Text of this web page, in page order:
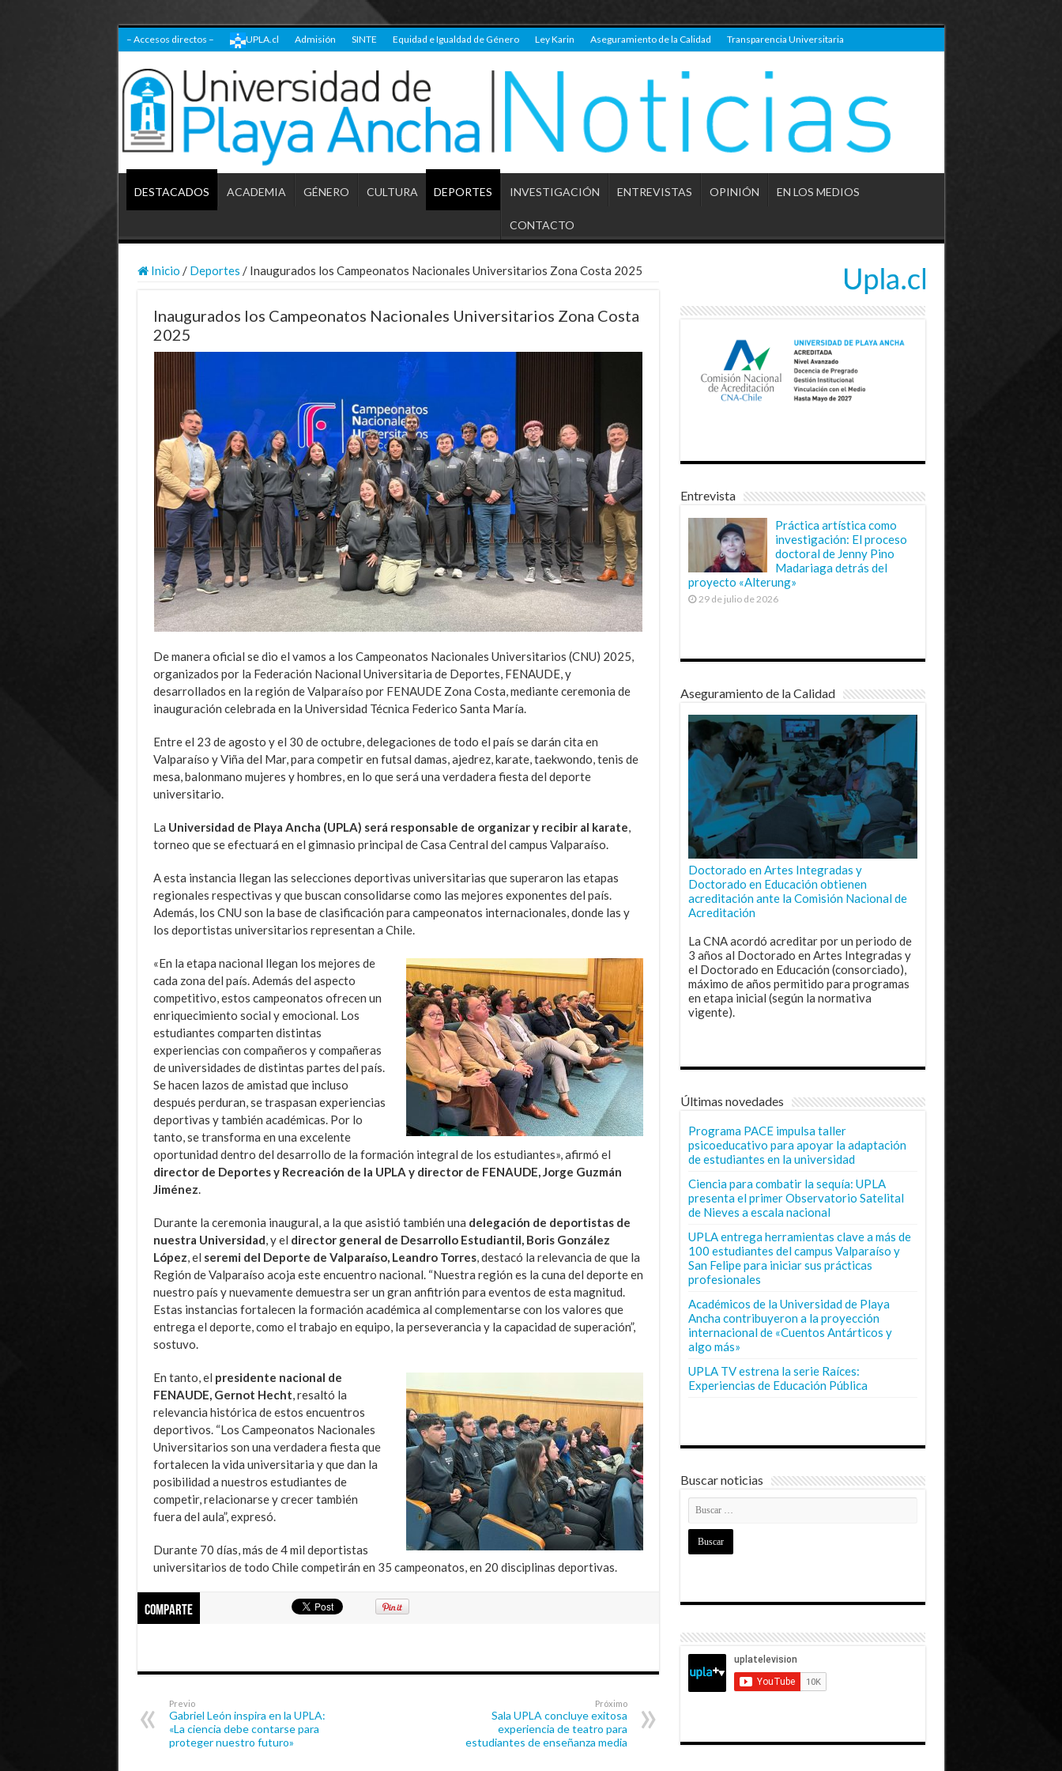
– Accesos directos – UPLA.cl Admisión SINTE Equidad e Igualdad de Género Ley Karin Aseguramiento de la Calidad Transparencia Universitaria
DESTACADOS ACADEMIA GÉNERO CULTURA DEPORTES INVESTIGACIÓN ENTREVISTAS OPINIÓN EN LOS MEDIOS
CONTACTO
Inicio / Deportes / Inaugurados los Campeonatos Nacionales Universitarios Zona Costa 2025
Inaugurados los Campeonatos Nacionales Universitarios Zona Costa
2025
De manera oficial se dio el vamos a los Campeonatos Nacionales Universitarios (CNU) 2025,
organizados por la Federación Nacional Universitaria de Deportes, FENAUDE, y
desarrollados en la región de Valparaíso por FENAUDE Zona Costa, mediante ceremonia de
inauguración celebrada en la Universidad Técnica Federico Santa María.
Entre el 23 de agosto y el 30 de octubre, delegaciones de todo el país se darán cita en
Valparaíso y Viña del Mar, para competir en futsal damas, ajedrez, karate, taekwondo, tenis de
mesa, balonmano mujeres y hombres, en lo que será una verdadera fiesta del deporte
universitario.
La Universidad de Playa Ancha (UPLA) será responsable de organizar y recibir al karate,
torneo que se efectuará en el gimnasio principal de Casa Central del campus Valparaíso.
A esta instancia llegan las selecciones deportivas universitarias que superaron las etapas
regionales respectivas y que buscan consolidarse como las mejores exponentes del país.
Además, los CNU son la base de clasificación para campeonatos internacionales, donde las y
los deportistas universitarios representan a Chile.
«En la etapa nacional llegan los mejores de
cada zona del país. Además del aspecto
competitivo, estos campeonatos ofrecen un
enriquecimiento social y emocional. Los
estudiantes comparten distintas
experiencias con compañeros y compañeras
de universidades de distintas partes del país.
Se hacen lazos de amistad que incluso
después perduran, se traspasan experiencias
deportivas y también académicas. Por lo
tanto, se transforma en una excelente
oportunidad dentro del desarrollo de la formación integral de los estudiantes», afirmó el
director de Deportes y Recreación de la UPLA y director de FENAUDE, Jorge Guzmán
Jiménez.
Durante la ceremonia inaugural, a la que asistió también una delegación de deportistas de
nuestra Universidad, y el director general de Desarrollo Estudiantil, Boris González
López, el seremi del Deporte de Valparaíso, Leandro Torres, destacó la relevancia de que la
Región de Valparaíso acoja este encuentro nacional. “Nuestra región es la cuna del deporte en
nuestro país y nuevamente demuestra ser un gran anfitrión para eventos de esta magnitud.
Estas instancias fortalecen la formación académica al complementarse con los valores que
entrega el deporte, como el trabajo en equipo, la perseverancia y la capacidad de superación”,
sostuvo.
En tanto, el presidente nacional de
FENAUDE, Gernot Hecht, resaltó la
relevancia histórica de estos encuentros
deportivos. “Los Campeonatos Nacionales
Universitarios son una verdadera fiesta que
fortalecen la vida universitaria y que dan la
posibilidad a nuestros estudiantes de
competir, relacionarse y crecer también
fuera del aula”, expresó.
Durante 70 días, más de 4 mil deportistas
universitarios de todo Chile competirán en 35 campeonatos, en 20 disciplinas deportivas.
Comparte
Previo
Gabriel León inspira en la UPLA:
«La ciencia debe contarse para
proteger nuestro futuro»
Próximo
Sala UPLA concluye exitosa
experiencia de teatro para
estudiantes de enseñanza media
Entrevista
Práctica artística como
investigación: El proceso
doctoral de Jenny Pino
Madariaga detrás del
proyecto «Alterung»
29 de julio de 2026
Aseguramiento de la Calidad
Doctorado en Artes Integradas y
Doctorado en Educación obtienen
acreditación ante la Comisión Nacional de
Acreditación
La CNA acordó acreditar por un periodo de
3 años al Doctorado en Artes Integradas y
el Doctorado en Educación (consorciado),
máximo de años permitido para programas
en etapa inicial (según la normativa
vigente).
Últimas novedades
Programa PACE impulsa taller
psicoeducativo para apoyar la adaptación
de estudiantes en la universidad
Ciencia para combatir la sequía: UPLA
presenta el primer Observatorio Satelital
de Nieves a escala nacional
UPLA entrega herramientas clave a más de
100 estudiantes del campus Valparaíso y
San Felipe para iniciar sus prácticas
profesionales
Académicos de la Universidad de Playa
Ancha contribuyeron a la proyección
internacional de «Cuentos Antárticos y
algo más»
UPLA TV estrena la serie Raíces:
Experiencias de Educación Pública
Buscar noticias